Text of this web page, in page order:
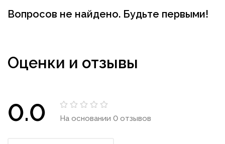
Вопросов не найдено. Будьте первыми!
Оценки и отзывы
0.0 На основании 0 отзывов